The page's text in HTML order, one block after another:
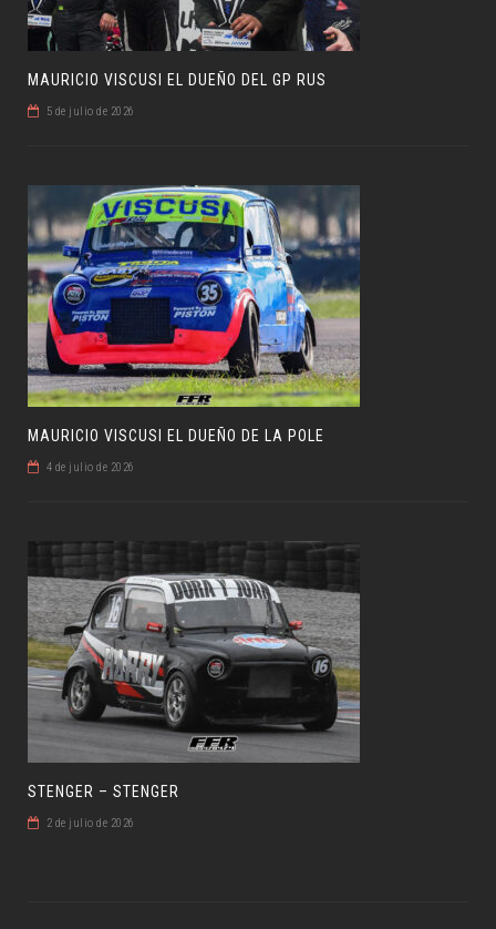
MAURICIO VISCUSI EL DUEÑO DEL GP RUS
5 de julio de 2026
MAURICIO VISCUSI EL DUEÑO DE LA POLE
4 de julio de 2026
STENGER – STENGER
2 de julio de 2026